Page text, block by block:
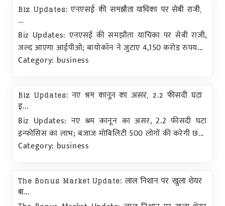
Biz Updates: एनएसई की समझौता याचिका पर सेबी राजी,
...
Biz Updates: एनएसई की समझौता याचिका पर सेबी राजी,
जल्द आएगा आईपीओ; बायोकॉन ने जुटाए 4,150 करोड़ रुपय...
Category: business
Biz Updates: नए श्रम कानून का असर, 2.2 फीसदी घटा
इ...
Biz Updates: नए श्रम कानून का असर, 2.2 फीसदी घटा
इन्फोसिस का लाभ; बजाज मोबिलिटी 500 लोगों की करेगी छ...
Category: business
The Bonus Market Update: लाल निशान पर खुला शेयर
बा...